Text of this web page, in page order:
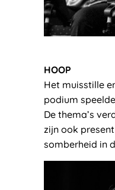
HOOP
Het muisstille
podium
De thema’s
zijn ook
somberheid in